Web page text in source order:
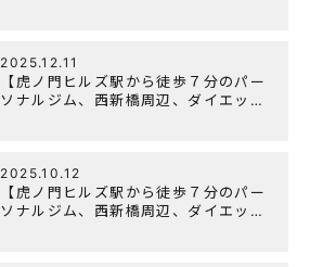
2025.12.11
【虎ノ門ヒルズ駅から徒歩７分のパー
ソナルジム、西新橋周辺、ダイエット
2025.10.12
【虎ノ門ヒルズ駅から徒歩７分のパー
ソナルジム、西新橋周辺、ダイエット